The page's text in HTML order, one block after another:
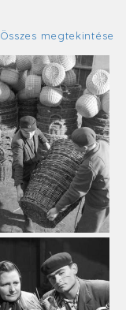
Összes megtekintése